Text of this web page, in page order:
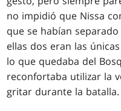
no impidió que Nissa
que se habían
ellas dos eran las
lo que quedaba del
reconfortaba utilizar la
gritar durante la batalla.